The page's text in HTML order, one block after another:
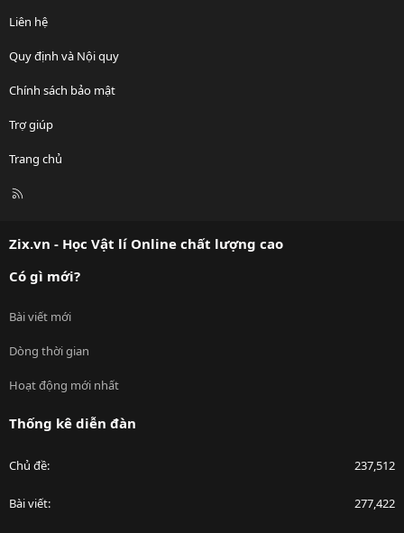
Liên hệ
Quy định và Nội quy
Chính sách bảo mật
Trợ giúp
Trang chủ
R
Zix.vn - Học Vật lí Online chất lượng cao
Có gì mới?
Bài viết mới
Dòng thời gian
Hoạt động mới nhất
Thống kê diễn đàn
Chủ đề 237,512
Bài viết 277,422